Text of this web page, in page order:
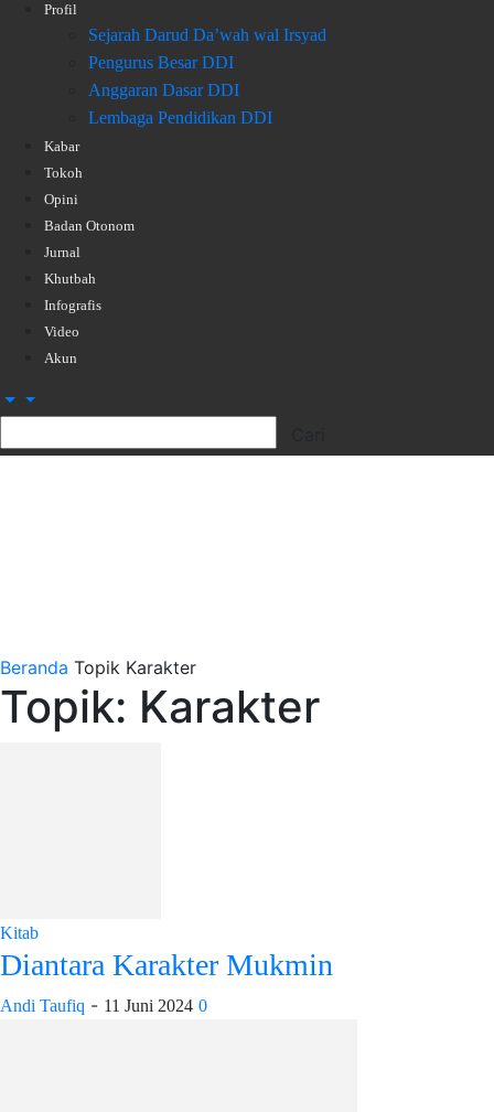
Profil
Sejarah Darud Da’wah wal Irsyad
Pengurus Besar DDI
Anggaran Dasar DDI
Lembaga Pendidikan DDI
Kabar
Tokoh
Opini
Badan Otonom
Jurnal
Khutbah
Infografis
Video
Akun
Beranda Topik Karakter
Topik: Karakter
Kitab
Diantara Karakter Mukmin
Andi Taufiq - 11 Juni 2024 0